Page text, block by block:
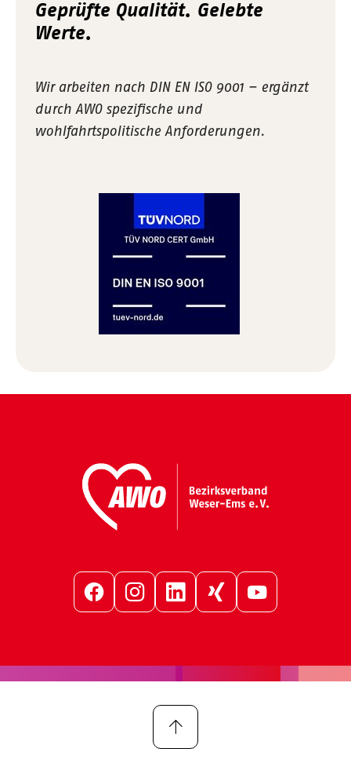
Geprüfte Qualität. Gelebte
Werte.
Wir arbeiten nach DIN EN ISO 9001 – ergänzt
durch AWO spezifische und
wohlfahrtspolitische Anforderungen.
FacebookInstagramLinkedInXing YouTube